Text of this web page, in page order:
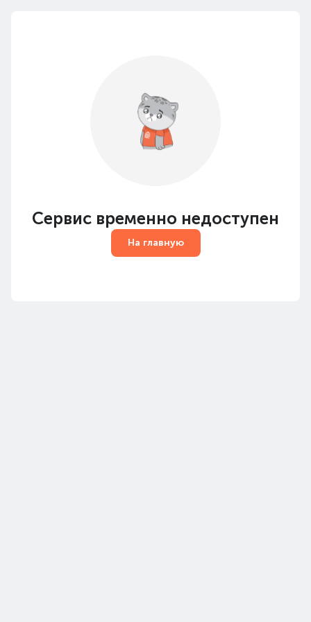
Сервис временно недоступен
На главную